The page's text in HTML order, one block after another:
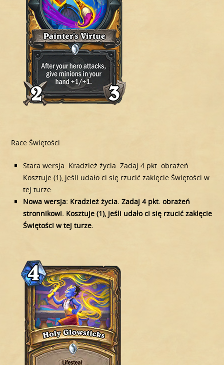
Race Świętości
Stara wersja: Kradzież życia. Zadaj 4 pkt. obrażeń.
Kosztuje (1), jeśli udało ci się rzucić zaklęcie Świętości w
tej turze.
Nowa wersja: Kradzież życia. Zadaj 4 pkt. obrażeń
stronnikowi. Kosztuje (1), jeśli udało ci się rzucić zaklęcie
Świętości w tej turze.